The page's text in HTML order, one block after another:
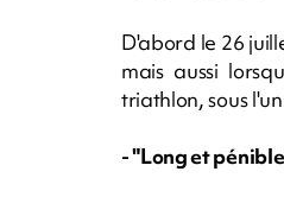
D'abord le 26
mais aussi
triathlon, sous
- "Long et